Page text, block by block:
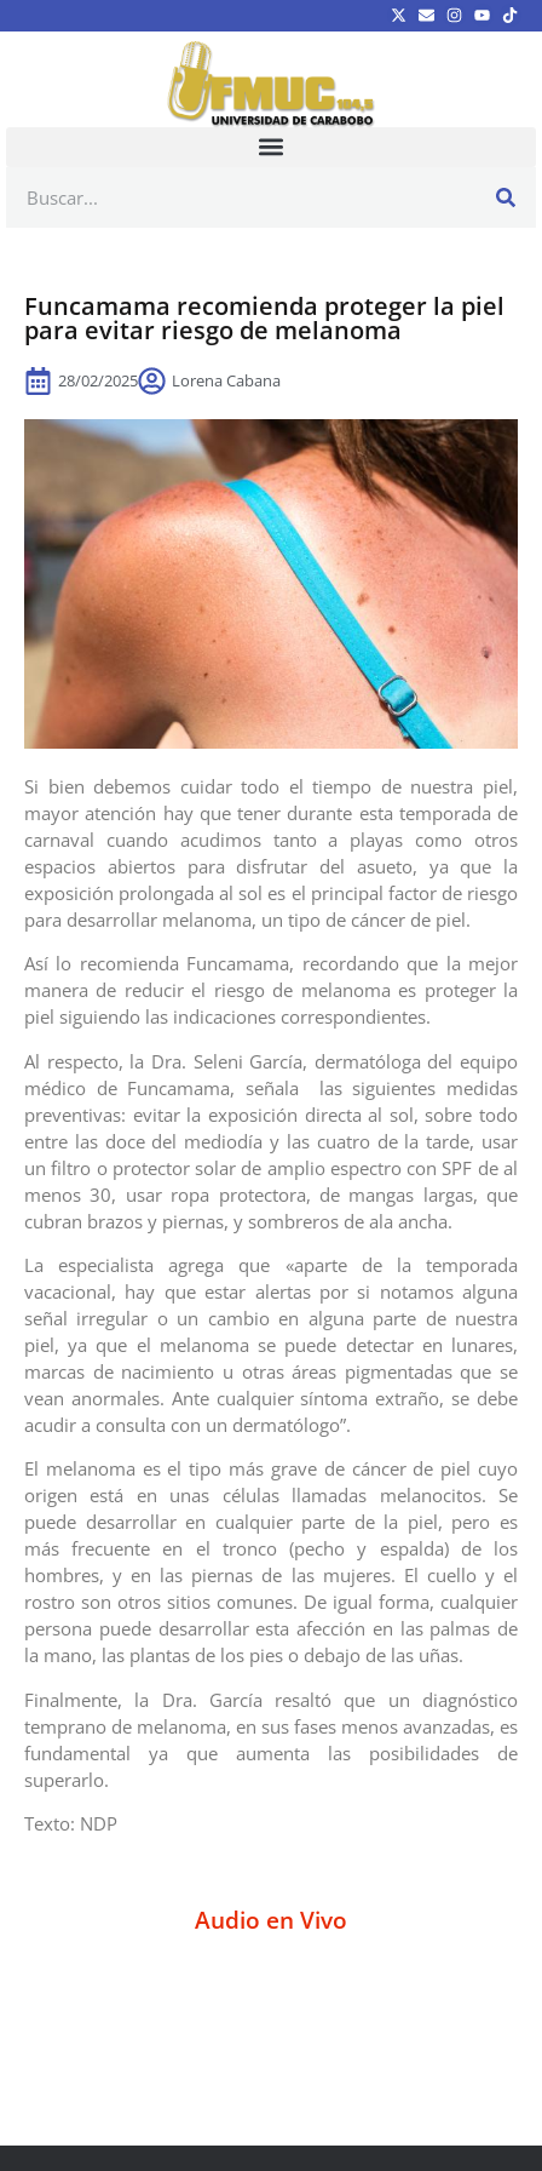
Funcamama recomienda proteger la piel
para evitar riesgo de melanoma
28/02/2025 Lorena Cabana
Si bien debemos cuidar todo el tiempo de nuestra piel,
mayor atención hay que tener durante esta temporada de
carnaval cuando acudimos tanto a playas como otros
espacios abiertos para disfrutar del asueto, ya que la
exposición prolongada al sol es el principal factor de riesgo
para desarrollar melanoma, un tipo de cáncer de piel.
Así lo recomienda Funcamama, recordando que la mejor
manera de reducir el riesgo de melanoma es proteger la
piel siguiendo las indicaciones correspondientes.
Al respecto, la Dra. Seleni García, dermatóloga del equipo
médico de Funcamama, señala las siguientes medidas
preventivas: evitar la exposición directa al sol, sobre todo
entre las doce del mediodía y las cuatro de la tarde, usar
un filtro o protector solar de amplio espectro con SPF de al
menos 30, usar ropa protectora, de mangas largas, que
cubran brazos y piernas, y sombreros de ala ancha.
La especialista agrega que «aparte de la temporada
vacacional, hay que estar alertas por si notamos alguna
señal irregular o un cambio en alguna parte de nuestra
piel, ya que el melanoma se puede detectar en lunares,
marcas de nacimiento u otras áreas pigmentadas que se
vean anormales. Ante cualquier síntoma extraño, se debe
acudir a consulta con un dermatólogo”.
El melanoma es el tipo más grave de cáncer de piel cuyo
origen está en unas células llamadas melanocitos. Se
puede desarrollar en cualquier parte de la piel, pero es
más frecuente en el tronco (pecho y espalda) de los
hombres, y en las piernas de las mujeres. El cuello y el
rostro son otros sitios comunes. De igual forma, cualquier
persona puede desarrollar esta afección en las palmas de
la mano, las plantas de los pies o debajo de las uñas.
Finalmente, la Dra. García resaltó que un diagnóstico
temprano de melanoma, en sus fases menos avanzadas, es
fundamental ya que aumenta las posibilidades de
superarlo.
Texto: NDP
Audio en Vivo